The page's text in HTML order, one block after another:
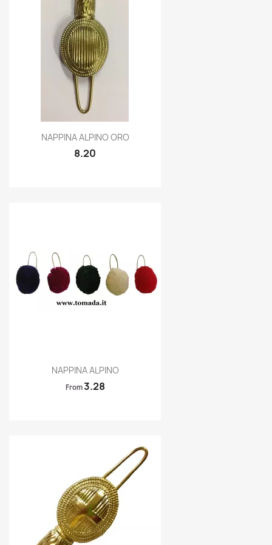
Quick view
NAPPINA ALPINO ORO
8.20
Quick view
NAPPINA ALPINO
From3.28